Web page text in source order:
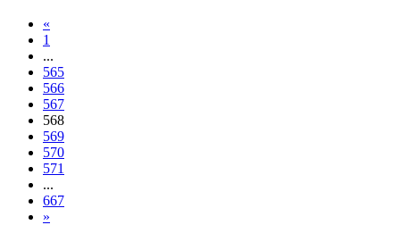
«
1
...
565
566
567
568
569
570
571
...
667
»